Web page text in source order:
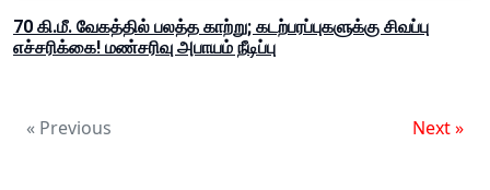
70 கி.மீ. வேகத்தில் பலத்த காற்று; கடற்பரப்புகளுக்கு சிவப்பு
எச்சரிக்கை! மண்சரிவு அபாயம் நீடிப்பு
« Previous Next »